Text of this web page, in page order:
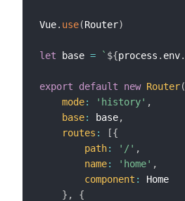
Vue. use(Router)
let base = ` ${process . env.
export default new Router(
mode: 'history' ,
base: base,
routes : [{
path: '/' ,
name: 'home' ,
component :
Home
} ,
{